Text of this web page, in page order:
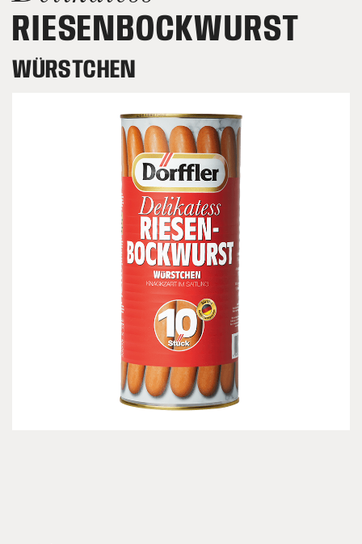
RIESEN­BOCK­WURST
WÜRSTCHEN